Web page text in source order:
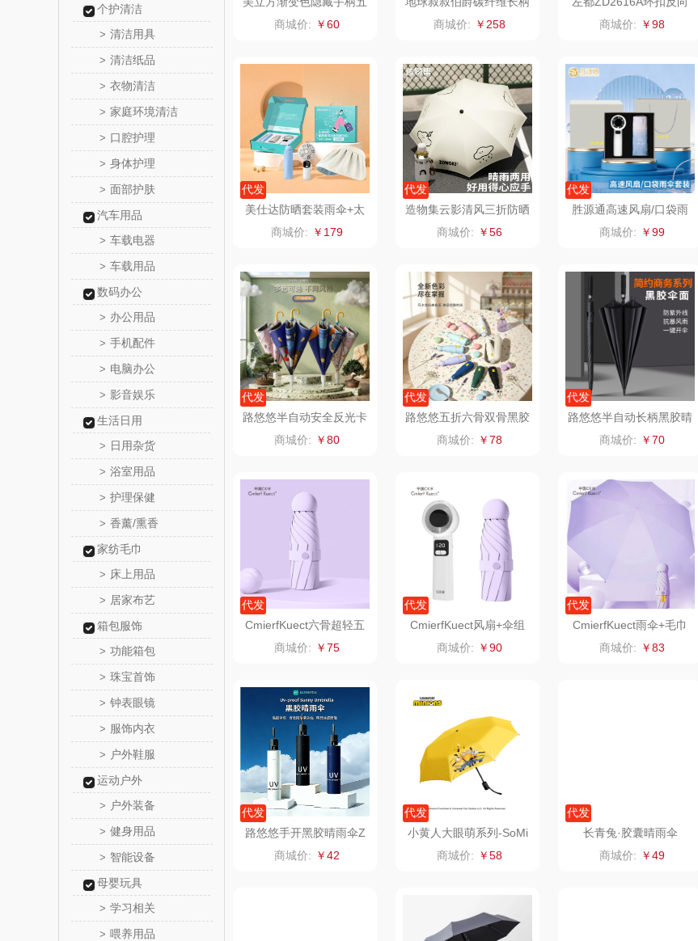
个护清洁
> 清洁用具
> 清洁纸品
> 衣物清洁
> 家庭环境清洁
> 口腔护理
> 身体护理
> 面部护肤
汽车用品
> 车载电器
> 车载用品
数码办公
> 办公用品
> 手机配件
> 电脑办公
> 影音娱乐
生活日用
> 日用杂货
> 浴室用品
> 护理保健
> 香薰/熏香
家纺毛巾
> 床上用品
> 居家布艺
箱包服饰
> 功能箱包
> 珠宝首饰
> 钟表眼镜
> 服饰内衣
> 户外鞋服
运动户外
> 户外装备
> 健身用品
> 智能设备
母婴玩具
> 学习相关
> 喂养用品
奈雪茶院 奈雪的茶 克洛特 睿嫣
花卉诗 小天鹅 ROBAM老板
拜灭士 舒蕾（定制款） 洁玉（定制款） 富昌（定制款）
荣诚 周六福 江中猴姑 江中食疗
马克图布 苏泊尔（代理商） 九阳（代理商） 晒瑞
立家 泸溪河桃酥 中茶 山萃
干饭熊饱饱 汉美驰 梦洁家纺 BTSM
金龙鱼（包销款） 先科 德菲摩尔 保宁
润本（套装类）
英红（包销款） 八马（包销款） 铮铭
西屋（小家电） 千问
长寿花
无印良品（代理
商）
京荟堂 呼也
润培 品胜 丽耳
赫兰希
朗赫 果兹
360 艾美特（代理商）
洁丽雅（代理商） 乐心 康巴赫（锅具类） 悦湘湖
棉芽 伊莱克斯
折伞X530
商城价: ￥60 商城价: ￥258
自动节节收10骨【晴雨
伞】
商城价: ￥98
代发
美仕达防晒套装雨伞+太
阳帽+风扇
商城价: ￥179
代发
造物集云影清风三折防晒
伞YS-01图案随机
商城价: ￥56
代发
胜源通高速风扇/口袋雨
伞套装SYT-S63
商城价: ￥99
代发
路悠悠半自动安全反光卡
通儿童伞ZC7307
商城价: ￥80
代发
路悠悠五折六骨双骨黑胶
迷你晴雨伞ZC566-K
商城价: ￥78
代发
路悠悠半自动长柄黑胶晴
雨伞ZC118
商城价: ￥70
代发
CmierfKuect六骨超轻五
折伞CKIR-RY0228
商城价: ￥75
代发
CmierfKuect风扇+伞组
合CKIR-ZH3189
商城价: ￥90
代发
CmierfKuect雨伞+毛巾
组合CKIR-ZH3186
商城价: ￥83
代发
路悠悠手开黑胶晴雨伞Z
CT806
商城价: ￥42
代发
小黄人大眼萌系列-SoMi
nion系列-折叠遮阳伞
商城价: ￥58
代发
长青兔·胶囊晴雨伞
商城价: ￥49